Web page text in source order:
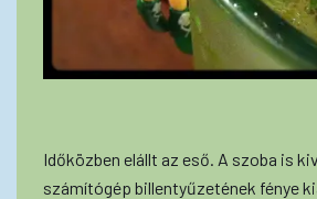
Időközben elállt az eső. A szoba is
számítógép billentyűzetének fénye